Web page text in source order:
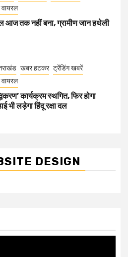
वायरल
आज तक नहीं बना, ग्रामीण जान हथेली
खबर हटकर ट्रेंडिंग खबरें
वायरल
कार्यक्रम स्थगित, फिर होगा
भी लड़ेगा हिंदू रक्षा दल
DESIGN